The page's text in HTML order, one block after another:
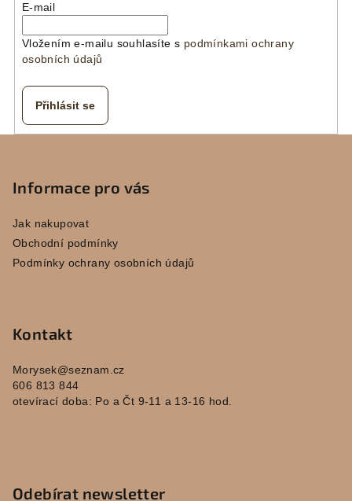
E-mail
Vložením e-mailu souhlasíte s podmínkami ochrany
osobních údajů
Přihlásit se
Informace pro vás
Jak nakupovat
Obchodní podmínky
Podmínky ochrany osobních údajů
Kontakt
Morysek@seznam.cz
606 813 844
otevírací doba: Po a Čt 9-11 a 13-16 hod.
Odebírat newsletter